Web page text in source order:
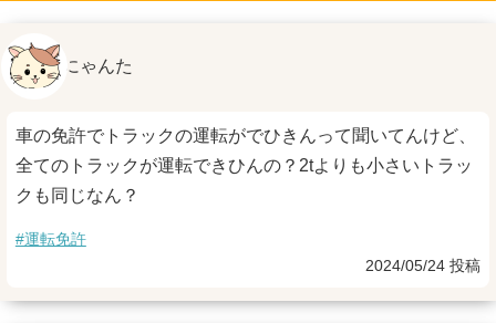
にゃんた
車の免許でトラックの運転がでひきんって聞いてんけど、
全てのトラックが運転できひんの？2tよりも小さいトラッ
クも同じなん？
#運転免許
2024/05/24 投稿